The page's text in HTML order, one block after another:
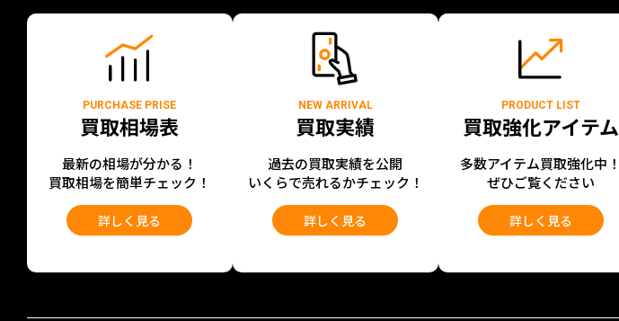
PURCHASE PRISE
買取相場表
最新の相場が分かる！
買取相場を簡単チェック！
詳しく見る
NEW ARRIVAL
買取実績
過去の買取実績を公開
いくらで売れるかチェック！
詳しく見る
PRODUCT LIST
買取強化アイテム
多数アイテム買取強化中！
ぜひご覧ください
詳しく見る